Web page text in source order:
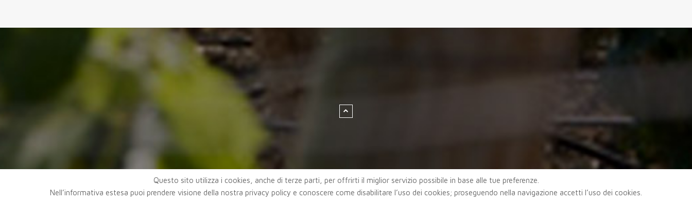
Questo sito utilizza i cookies, anche di terze parti, per offrirti il miglior servizio possibile in base alle tue preferenze.
Nell’informativa estesa puoi prendere visione della nostra privacy policy e conoscere come disabilitare l’uso dei cookies; proseguendo nella navigazione accetti l’uso dei cookies.